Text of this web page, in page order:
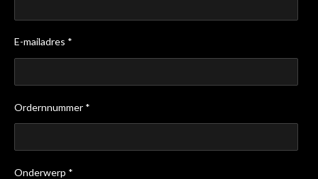
E-mailadres *
Ordernnummer *
Onderwerp *